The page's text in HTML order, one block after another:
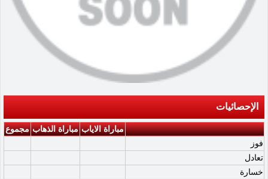
الإحصائيات
مباراة الاياب مباراة الذهاب مجموع
فوز
تعادل
خسارة